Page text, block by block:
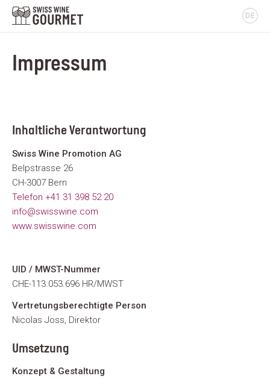
DE
Impressum
Inhaltliche Verantwortung
Swiss Wine Promotion AG
Belpstrasse 26
CH-3007 Bern
Telefon +41 31 398 52 20
info@swisswine.com
www.swisswine.com
UID / MWST-Nummer
CHE-113.053.696 HR/MWST
Vertretungsberechtigte Person
Nicolas Joss, Direktor
Umsetzung
Konzept & Gestaltung